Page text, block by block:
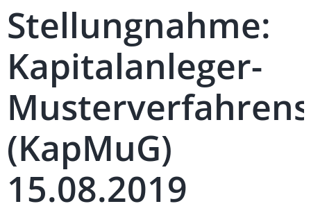
Stellungnahme:
Kapitalanleger-
(KapMuG)
15.08.2019